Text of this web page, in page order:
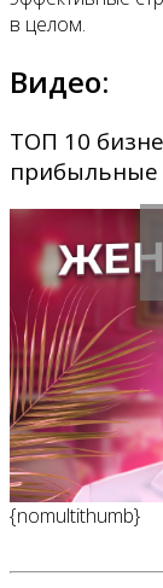
в целом.
Видео:
ТОП 10
{nomultithumb}